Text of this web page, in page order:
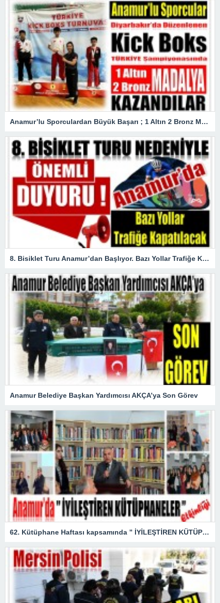
Anamur’lu Sporculardan Büyük Başarı ; 1 Altın 2 Bronz Madalya Kazandılar
8. Bisiklet Turu Anamur’dan Başlıyor. Bazı Yollar Trafiğe Kapatılacak
Anamur Belediye Başkan Yardımcısı AKÇA’ya Son Görev
62. Kütüphane Haftası kapsamında ” İYİLEŞTİREN KÜTÜPHANELER ” etkinliği düzenlendi.